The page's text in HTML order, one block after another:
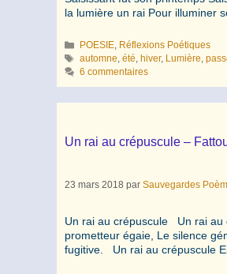
la lumière un rai Pour illuminer
Catégories
POESIE, Réflexions Poétiques
Étiquettes
automne,été, hiver, Lumière,
6 commentaires
Un rai au crépuscule –
23 mars 2018 par Sauvegardes
Un rai au crépuscule Un rai au
prometteur égaie, Le silence
fugitive. Un rai au crépuscule